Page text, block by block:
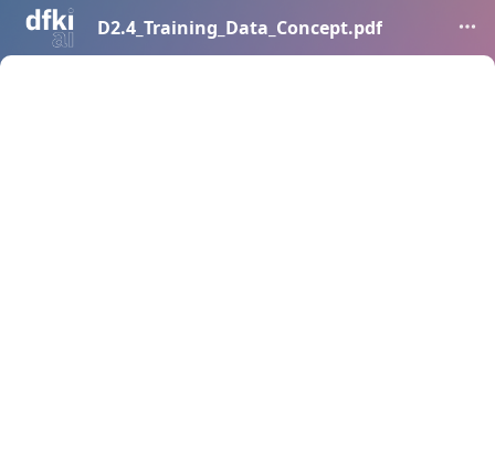
D2.4_Training_Data_Concept.pdf